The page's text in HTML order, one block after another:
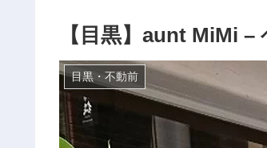
【目黒】aunt MiMi
目黒・不動前